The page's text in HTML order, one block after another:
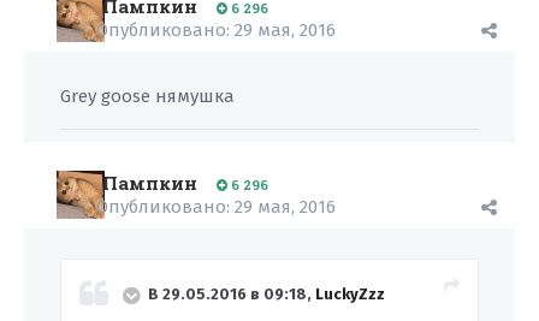
Пампкин 6 296
Опубликовано: 29 мая, 2016
Grey goose нямушка
Пампкин 6 296
Опубликовано: 29 мая, 2016
В 29.05.2016 в 09:18, LuckyZzz